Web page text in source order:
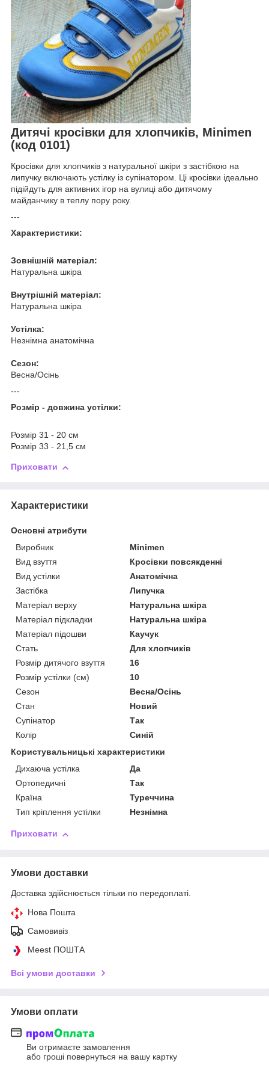
Дитячі кросівки для хлопчиків, Minimen
(код 0101)
Кросівки для хлопчиків з натуральної шкіри з застібкою на
липучку включають устілку із супінатором. Ці кросівки ідеально
підійдуть для активних ігор на вулиці або дитячому
майданчику в теплу пору року.
---
Характеристики:
Зовнішній матеріал:
Натуральна шкіра
Внутрішній матеріал:
Натуральна шкіра
Устілка:
Незнімна анатомічна
Сезон:
Весна/Осінь
---
Розмір - довжина устілки:
Розмір 31 - 20 см
Розмір 33 - 21,5 см
Приховати
Характеристики
Основні атрибути
Виробник
Minimen
Вид взуття
Кросівки повсякденні
Вид устілки
Анатомічна
Застібка
Липучка
Матеріал верху
Натуральна шкіра
Матеріал підкладки
Натуральна шкіра
Матеріал підошви
Каучук
Стать
Для хлопчиків
Розмір дитячого взуття
16
Розмір устілки (см)
10
Сезон
Весна/Осінь
Стан
Новий
Супінатор
Так
Колір
Синій
Користувальницькі характеристики
Дихаюча устілка
Да
Ортопедичні
Так
Країна
Туреччина
Тип кріплення устілки
Незнімна
Приховати
Умови доставки
Доставка здійснюється тільки по передоплаті.
Нова Пошта
Самовивіз
Meest ПОШТА
Всі умови доставки
Умови оплати
Ви отримаєте замовлення
або гроші повернуться на вашу картку